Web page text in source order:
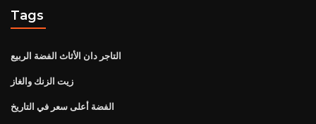
Tags
التاجر دان الأثاث الفضة الربيع
زيت الزنك والغاز
الفضة أعلى سعر في التاريخ